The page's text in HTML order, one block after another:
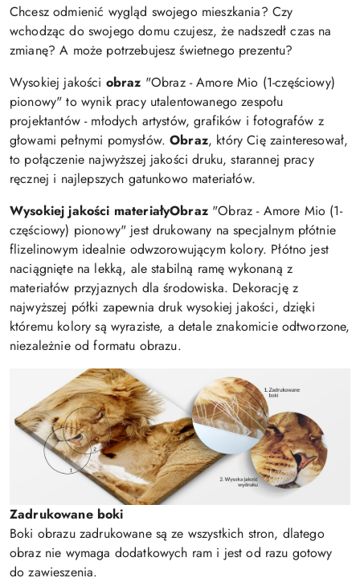
Chcesz odmienić wygląd swojego mieszkania? Czy
wchodząc do swojego domu czujesz, że nadszedł czas na
zmianę? A może potrzebujesz świetnego prezentu?
Wysokiej jakości obraz "Obraz - Amore Mio (1-częściowy)
pionowy" to wynik pracy utalentowanego zespołu
projektantów - młodych artystów, grafików i fotografów z
głowami pełnymi pomysłów.Obraz, który Cię zainteresował,
to połączenie najwyższej jakości druku, starannej pracy
ręcznej i najlepszych gatunkowo materiałów.
Wysokiej jakości materiałyObraz"Obraz - Amore Mio (1-
częściowy) pionowy" jest drukowany na specjalnym płótnie
flizelinowym idealnie odwzorowującym kolory. Płótno jest
naciągnięte na lekką, ale stabilną ramę wykonaną z
materiałów przyjaznych dla środowiska. Dekorację z
najwyższej półki zapewnia druk wysokiej jakości, dzięki
któremu kolory są wyraziste, a detale znakomicie odtworzone,
niezależnie od formatu obrazu.
Zadrukowane boki
Boki obrazu zadrukowane są ze wszystkich stron, dlatego
obraz nie wymaga dodatkowych ram i jest od razu gotowy
do zawieszenia.